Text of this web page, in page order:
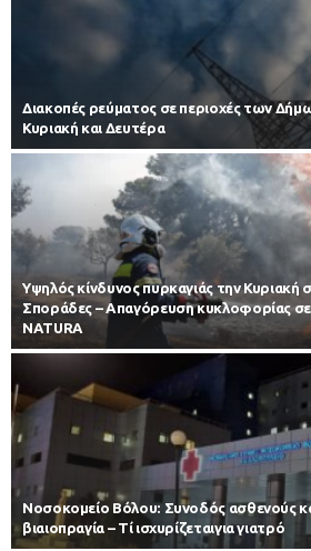
Διακοπές ρεύματος σε περιοχές των
Κυριακή και Δευτέρα
Υψηλός κίνδυνος πυρκαγιάς την Κυριακή
Σποράδες – Απαγόρευση κυκλοφορίας σε
NATURA
Νοσοκομείο Βόλου: Συνοδός ασθενούς
βιαιοπραγία – Τί ισχυρίζεταιγια γιατρό